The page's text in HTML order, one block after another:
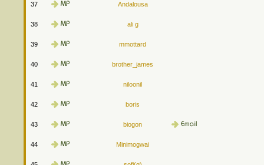
37 Andalousa
38 ali g
39 mmottard
40 brother_james
41 niloonil
42 boris
43 biogon
44 Minimogwai